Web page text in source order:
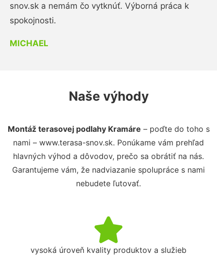
snov.sk a nemám čo vytknúť. Výborná práca k
spokojnosti.
MICHAEL
Naše výhody
Montáž terasovej podlahy Kramáre – poďte do toho s
nami – www.terasa-snov.sk. Ponúkame vám prehľad
hlavných výhod a dôvodov, prečo sa obrátiť na nás.
Garantujeme vám, že nadviazanie spolupráce s nami
nebudete ľutovať.
vysoká úroveň kvality produktov a služieb